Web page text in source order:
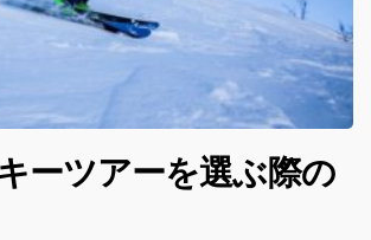
ーツアーを選ぶ際の